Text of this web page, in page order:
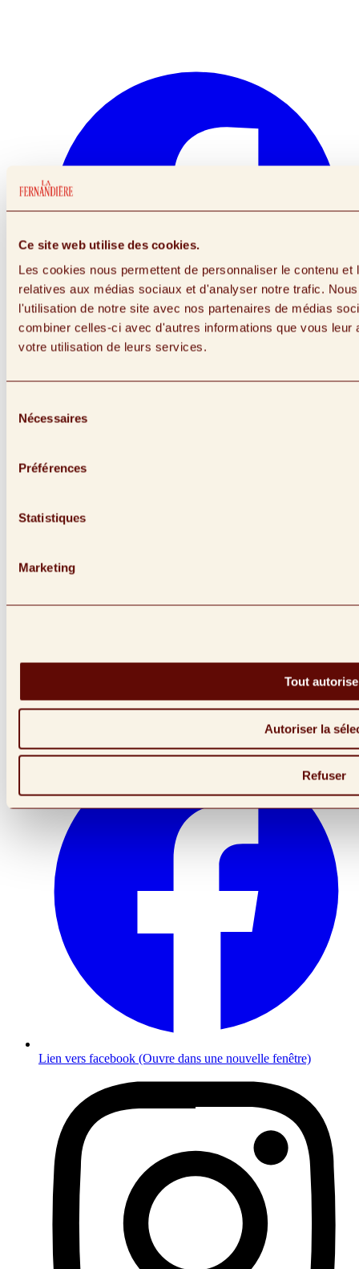
Ce site web utilise des cookies.
Les cookies nous permettent de personnaliser le contenu
relatives aux médias sociaux et d'analyser notre trafic.
l'utilisation de notre site avec nos partenaires de médias
combiner celles-ci avec d'autres informations que vous
votre utilisation de leurs services.
Nécessaires
Préférences
Statistiques
Marketing
Tout
Autoriser la
Refuser
Lien vers facebook (Ouvre dans une nouvelle fenêtre)
Lien vers instagram (Ouvre dans une nouvelle fenêtre)
Lien vers facebook (Ouvre dans une nouvelle fenêtre)